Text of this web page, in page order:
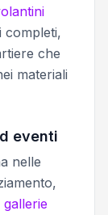
che
materiali
eventi
nelle
gallerie